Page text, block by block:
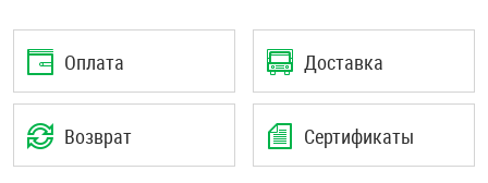
Оплата Доставка
Возврат Сертификаты